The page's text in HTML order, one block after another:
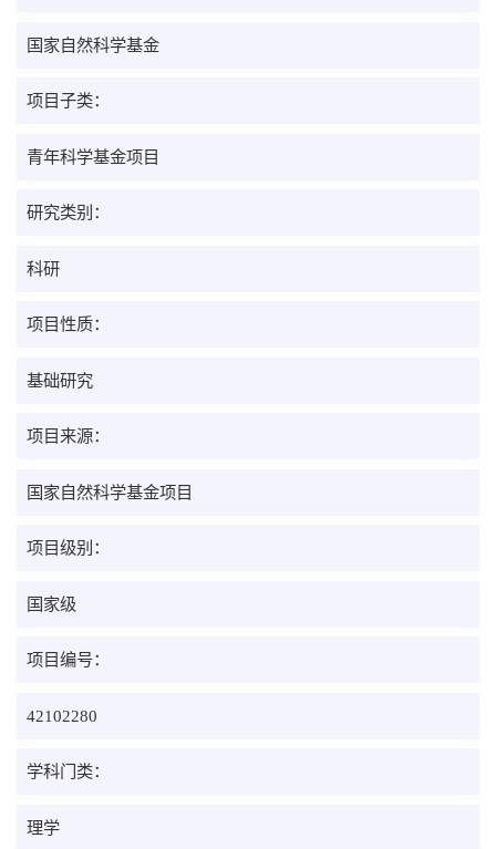
国家自然科学基金
项目子类：
青年科学基金项目
研究类别：
科研
项目性质：
基础研究
项目来源：
国家自然科学基金项目
项目级别：
国家级
项目编号：
42102280
学科门类：
理学